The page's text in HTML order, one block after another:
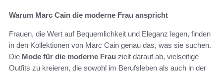
Warum Marc Cain die moderne Frau anspricht
Frauen, die Wert auf Bequemlichkeit und Eleganz legen, finden
in den Kollektionen von Marc Cain genau das, was sie suchen.
Die Mode für die moderne Frau zielt darauf ab, vielseitige
Outfits zu kreieren, die sowohl im Berufsleben als auch in der